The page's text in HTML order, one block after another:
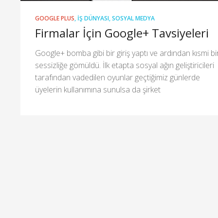
GOOGLE PLUS, İŞ DÜNYASI,SOSYAL MEDYA
Firmalar İçin Google+ Tavsiyeleri
Google+ bomba gibi bir giriş yaptı ve ardından kısmi
sessizliğe gömüldü. İlk etapta sosyal ağın geliştiricileri
tarafından vadedilen oyunlar geçtiğimiz günlerde
üyelerin kullanımına sunulsa da şirket